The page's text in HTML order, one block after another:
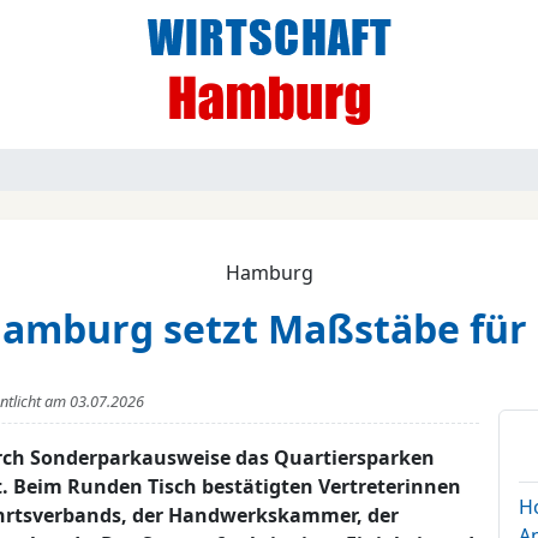
Hamburg
setzt Maßstäbe
am03.07.2026
Sonderparkausweise das Quartiersparken
Runden Tisch bestätigten Vertreterinnen
der Handwerkskammer, der